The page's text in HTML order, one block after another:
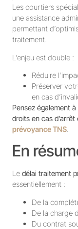
Les courtiers
une assistance
permettant
traitement.
L’enjeu est double :
Réduire
Préserver
en cas
Pensez également
droits en cas
prévoyance TNS.
En
Le délai traitement
essentiellement :
De la
De la charge
Du contrat